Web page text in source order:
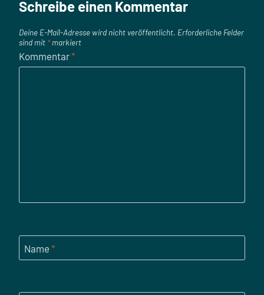
Schreibe einen Kommentar
Deine E-Mail-Adresse wird nicht veröffentlicht. Erforderliche Felder
sind mit *markiert
Kommentar*
Name *